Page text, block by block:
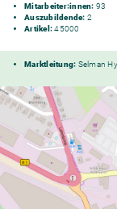
Mitarbeiter:innen: 93
Auszubildende: 2
Artikel:45000
Marktleitung: Selman